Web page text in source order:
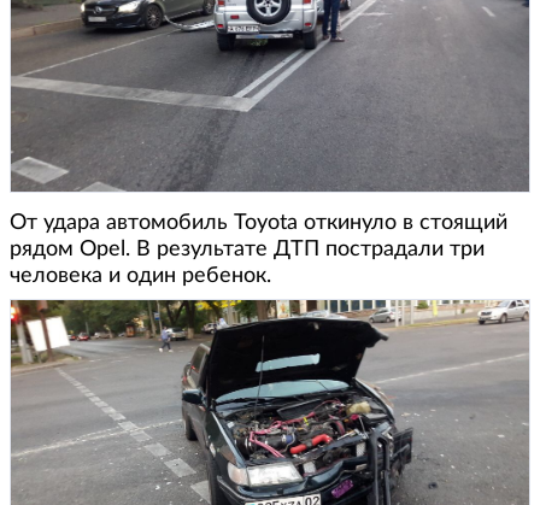
От удара автомобиль Toyota откинуло в стоящий
рядом Opel. В результате ДТП пострадали три
человека и один ребенок.